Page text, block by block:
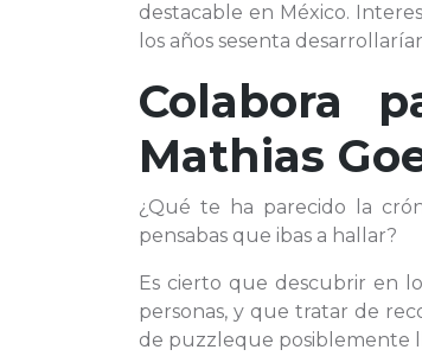
destacable en México.
los años sesenta
Colabora
Mathias
¿Qué te ha parecido la
pensabas que ibas a hallar?
Es cierto que descubrir en
personas, y que tratar de
de puzzleque posiblemente